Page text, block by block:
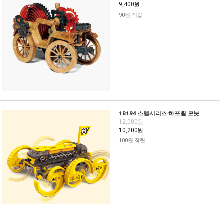
9,400원
90원 적립
18194 스템시리즈 하프휠 로봇
12,000원
10,200원
100원 적립